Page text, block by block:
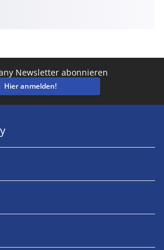
Newsletter abonnieren
Hier anmelden!